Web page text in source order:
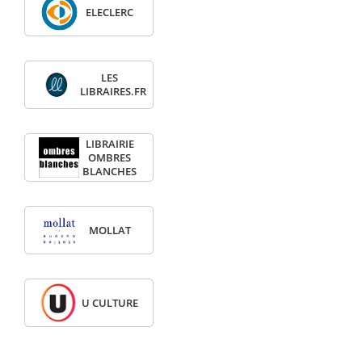
ELECLERC
LES
LIBRAIRES.FR
LIBRAIRIE
OMBRES
BLANCHES
MOLLAT
U CULTURE